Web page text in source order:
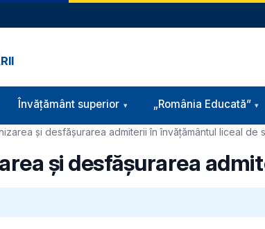
Învățământ superior „România Educată”
și desfășurarea admiterii în învățământul liceal de
și desfășurarea